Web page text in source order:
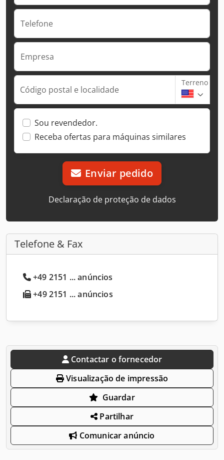
Telefone
Empresa
Código postal e localidade
Terreno
Sou revendedor.
Receba ofertas para máquinas similares
Enviar pedido
Declaração de proteção de dados
Telefone & Fax
+49 2151 ... anúncios
+49 2151 ... anúncios
Contactar o fornecedor
Visualização de impressão
Guardar
Partilhar
Comunicar anúncio